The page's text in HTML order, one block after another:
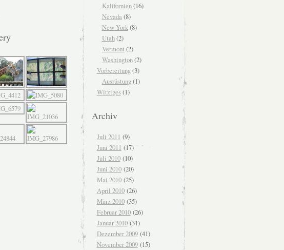
Kalifornien(16)
Nevada(8)
New York(8)
Utah(2)
Vermont (2)
Washington(2)
Vorbereitung(3)
Ausrüstung(1)
Witziges(1)
Archiv
Juli 2011 (9)
Juni 2011 (17)
Juli 2010(10)
Juni 2010(20)
Mai 2010(25)
April 2010(26)
März 2010(35)
Februar 2010(26)
Januar 2010(31)
Dezember 2009(41)
November 2009(15)